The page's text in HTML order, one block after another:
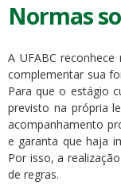
Normas
A UFABC
complementar sua
Para que o estágio
previsto na própria
acompanhamento
e garanta que haja
Por isso, a
de regras.